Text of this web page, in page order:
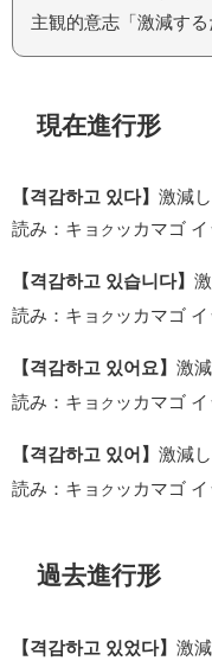
主観的意志「激減す
現在進行形
【격감하고 있다】 激減
読み：キョ ク ッカマゴ イ
【격감하고 있습니다】
読み：キョ ク ッカマゴ
【격감하고 있어요】 激
読み：キョ ク ッカマゴ イ
【격감하고 있어】 激減
読み：キョ ク ッカマゴ イ
過去進行形
【격감하고 있었다】 激